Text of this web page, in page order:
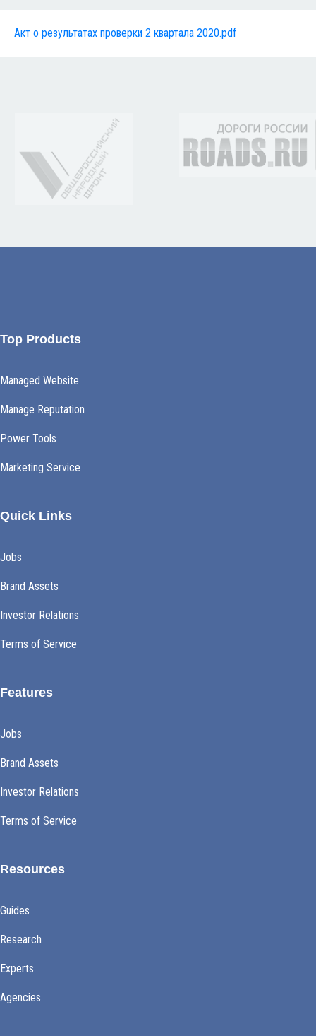
Акт о результатах проверки 2 квартала 2020.pdf
Top Products
Managed Website
Manage Reputation
Power Tools
Marketing Service
Quick Links
Jobs
Brand Assets
Investor Relations
Terms of Service
Features
Jobs
Brand Assets
Investor Relations
Terms of Service
Resources
Guides
Research
Experts
Agencies